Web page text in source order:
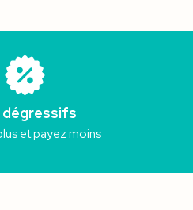
dégressifs
et payez moins